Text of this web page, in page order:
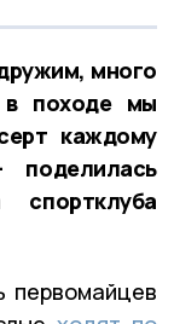
много
в походе мы
каждому
спортклуба
первомайцев